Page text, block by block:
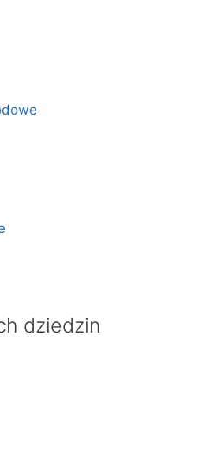
dziedzin